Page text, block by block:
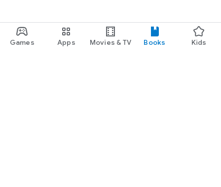
Games Apps Movies & TV Books Kids